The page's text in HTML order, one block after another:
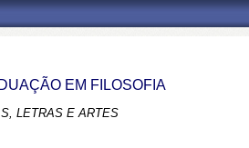
EM FILOSOFIA
LETRAS E ARTES